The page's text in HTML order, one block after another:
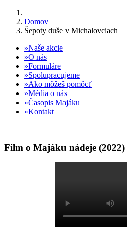
Domov
Šepoty duše v Michalovciach
Naše akcie
O nás
Formuláre
Spolupracujeme
Ako môžeš pomôcť
Média o nás
Časopis Majáku
Kontakt
Film o Majáku nádeje (2022)